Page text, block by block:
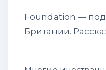
Foundation —
Британии.